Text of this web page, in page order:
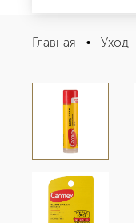
Classic Бальзам
Описание
Главная • Уход